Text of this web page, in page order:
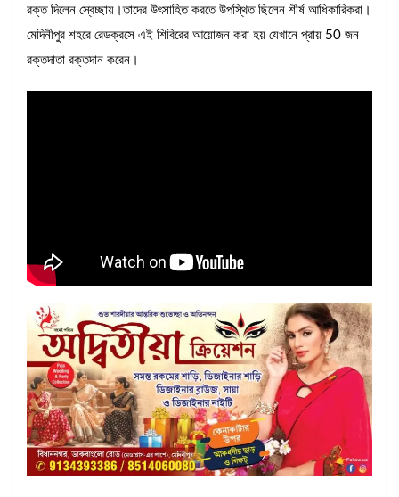
রক্ত দিলেন স্বেচ্ছায়।তাদের উৎসাহিত করতে উপস্থিত ছিলেন শীর্ষ আধিকারিকরা।
মেদিনীপুর শহরে রেডক্রসে এই শিবিরের আয়োজন করা হয় যেখানে প্রায় 50 জন
রক্তদাতা রক্তদান করেন।